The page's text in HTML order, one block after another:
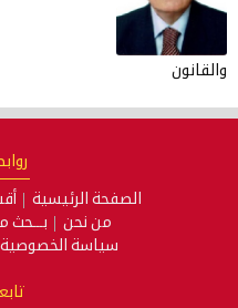
الصفحة الرئيسية أقسـام الموقع
بـــحث متقـدم
سياسة الخصوصية
إتصـل بنـا